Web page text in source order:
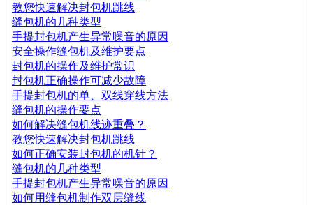
教您快速解决封包机跳线
缝包机的几种类型
手提封包机产生异常噪音的原因
安全操作缝包机及维护要点
封包机的操作及维护常识
封包机正确操作可减少故障
手提封包机的单、双线穿线方法
缝包机的操作要点
如何解决缝包机线迹重叠？
教您快速解决封包机跳线
如何正确安装封包机的机针？
缝包机的几种类型
手提封包机产生异常噪音的原因
如何用缝包机制作双层缝线